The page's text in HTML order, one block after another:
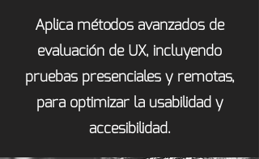
Aplica métodos avanzados de
evaluación de UX, incluyendo
pruebas presenciales y remotas,
para optimizar la usabilidad y
accesibilidad.